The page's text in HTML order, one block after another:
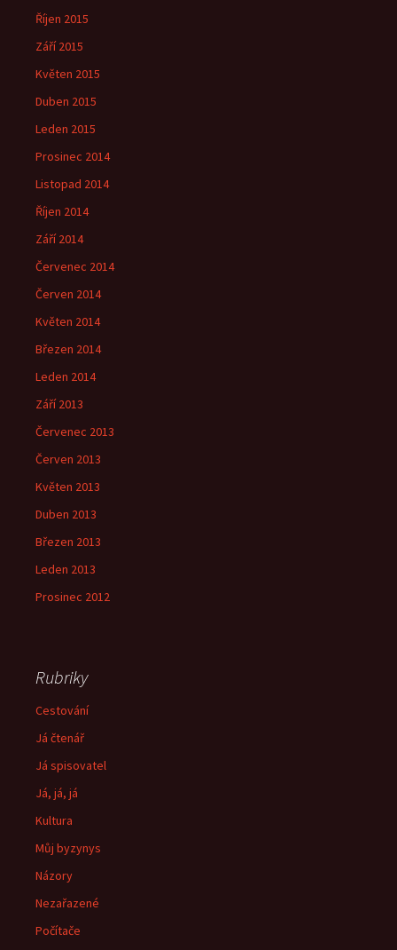
Říjen 2015
Září 2015
Květen 2015
Duben 2015
Leden 2015
Prosinec 2014
Listopad 2014
Říjen 2014
Září 2014
Červenec 2014
Červen 2014
Květen 2014
Březen 2014
Leden 2014
Září 2013
Červenec 2013
Červen 2013
Květen 2013
Duben 2013
Březen 2013
Leden 2013
Prosinec 2012
Rubriky
Cestování
Já čtenář
Já spisovatel
Já, já, já
Kultura
Můj byzynys
Názory
Nezařazené
Počítače